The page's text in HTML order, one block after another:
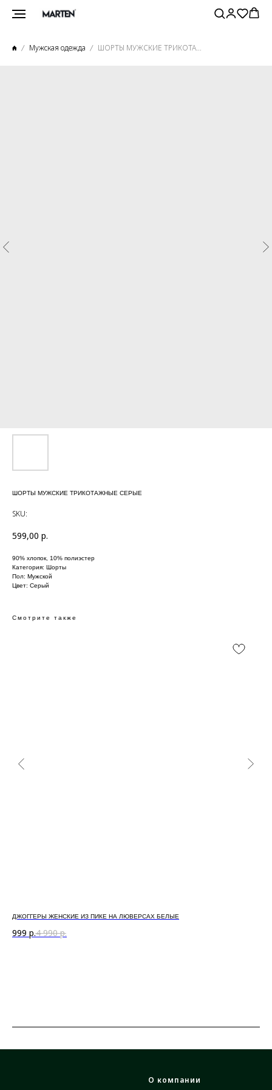
Мужская одежда ШОРТЫ МУЖСКИЕ ТРИКОТАЖНЫЕ СЕРЫЕ
ШОРТЫ МУЖСКИЕ ТРИКОТАЖНЫЕ СЕРЫЕ
SKU:
599,00 р.
90% хлопок, 10% полиэстер
Категория: Шорты
Пол: Мужской
Цвет: Серый
Смотрите также
ДЖОГГЕРЫ ЖЕНСКИЕ ИЗ ПИКЕ НА ЛЮВЕРСАХ БЕЛЫЕ
999 р.4 990 р.
О компании